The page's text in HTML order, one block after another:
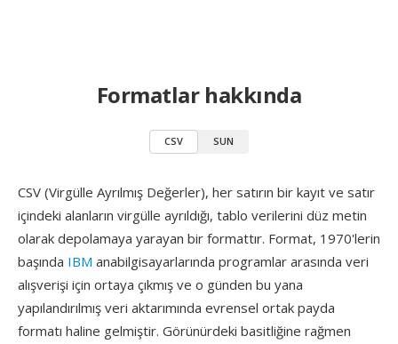
Formatlar hakkında
CSV SUN
CSV (Virgülle Ayrılmış Değerler), her satırın bir kayıt ve satır
içindeki alanların virgülle ayrıldığı, tablo verilerini düz metin
olarak depolamaya yarayan bir formattır. Format, 1970'lerin
başında IBM anabilgisayarlarında programlar arasında veri
alışverişi için ortaya çıkmış ve o günden bu yana
yapılandırılmış veri aktarımında evrensel ortak payda
formatı haline gelmiştir. Görünürdeki basitliğine rağmen